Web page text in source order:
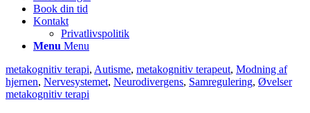
Book din tid
Kontakt
Privatlivspolitik
Menu Menu
metakognitiv terapi, Autisme, metakognitiv terapeut, Modning af
hjernen, Nervesystemet, Neurodivergens, Samregulering, Øvelser
metakognitiv terapi